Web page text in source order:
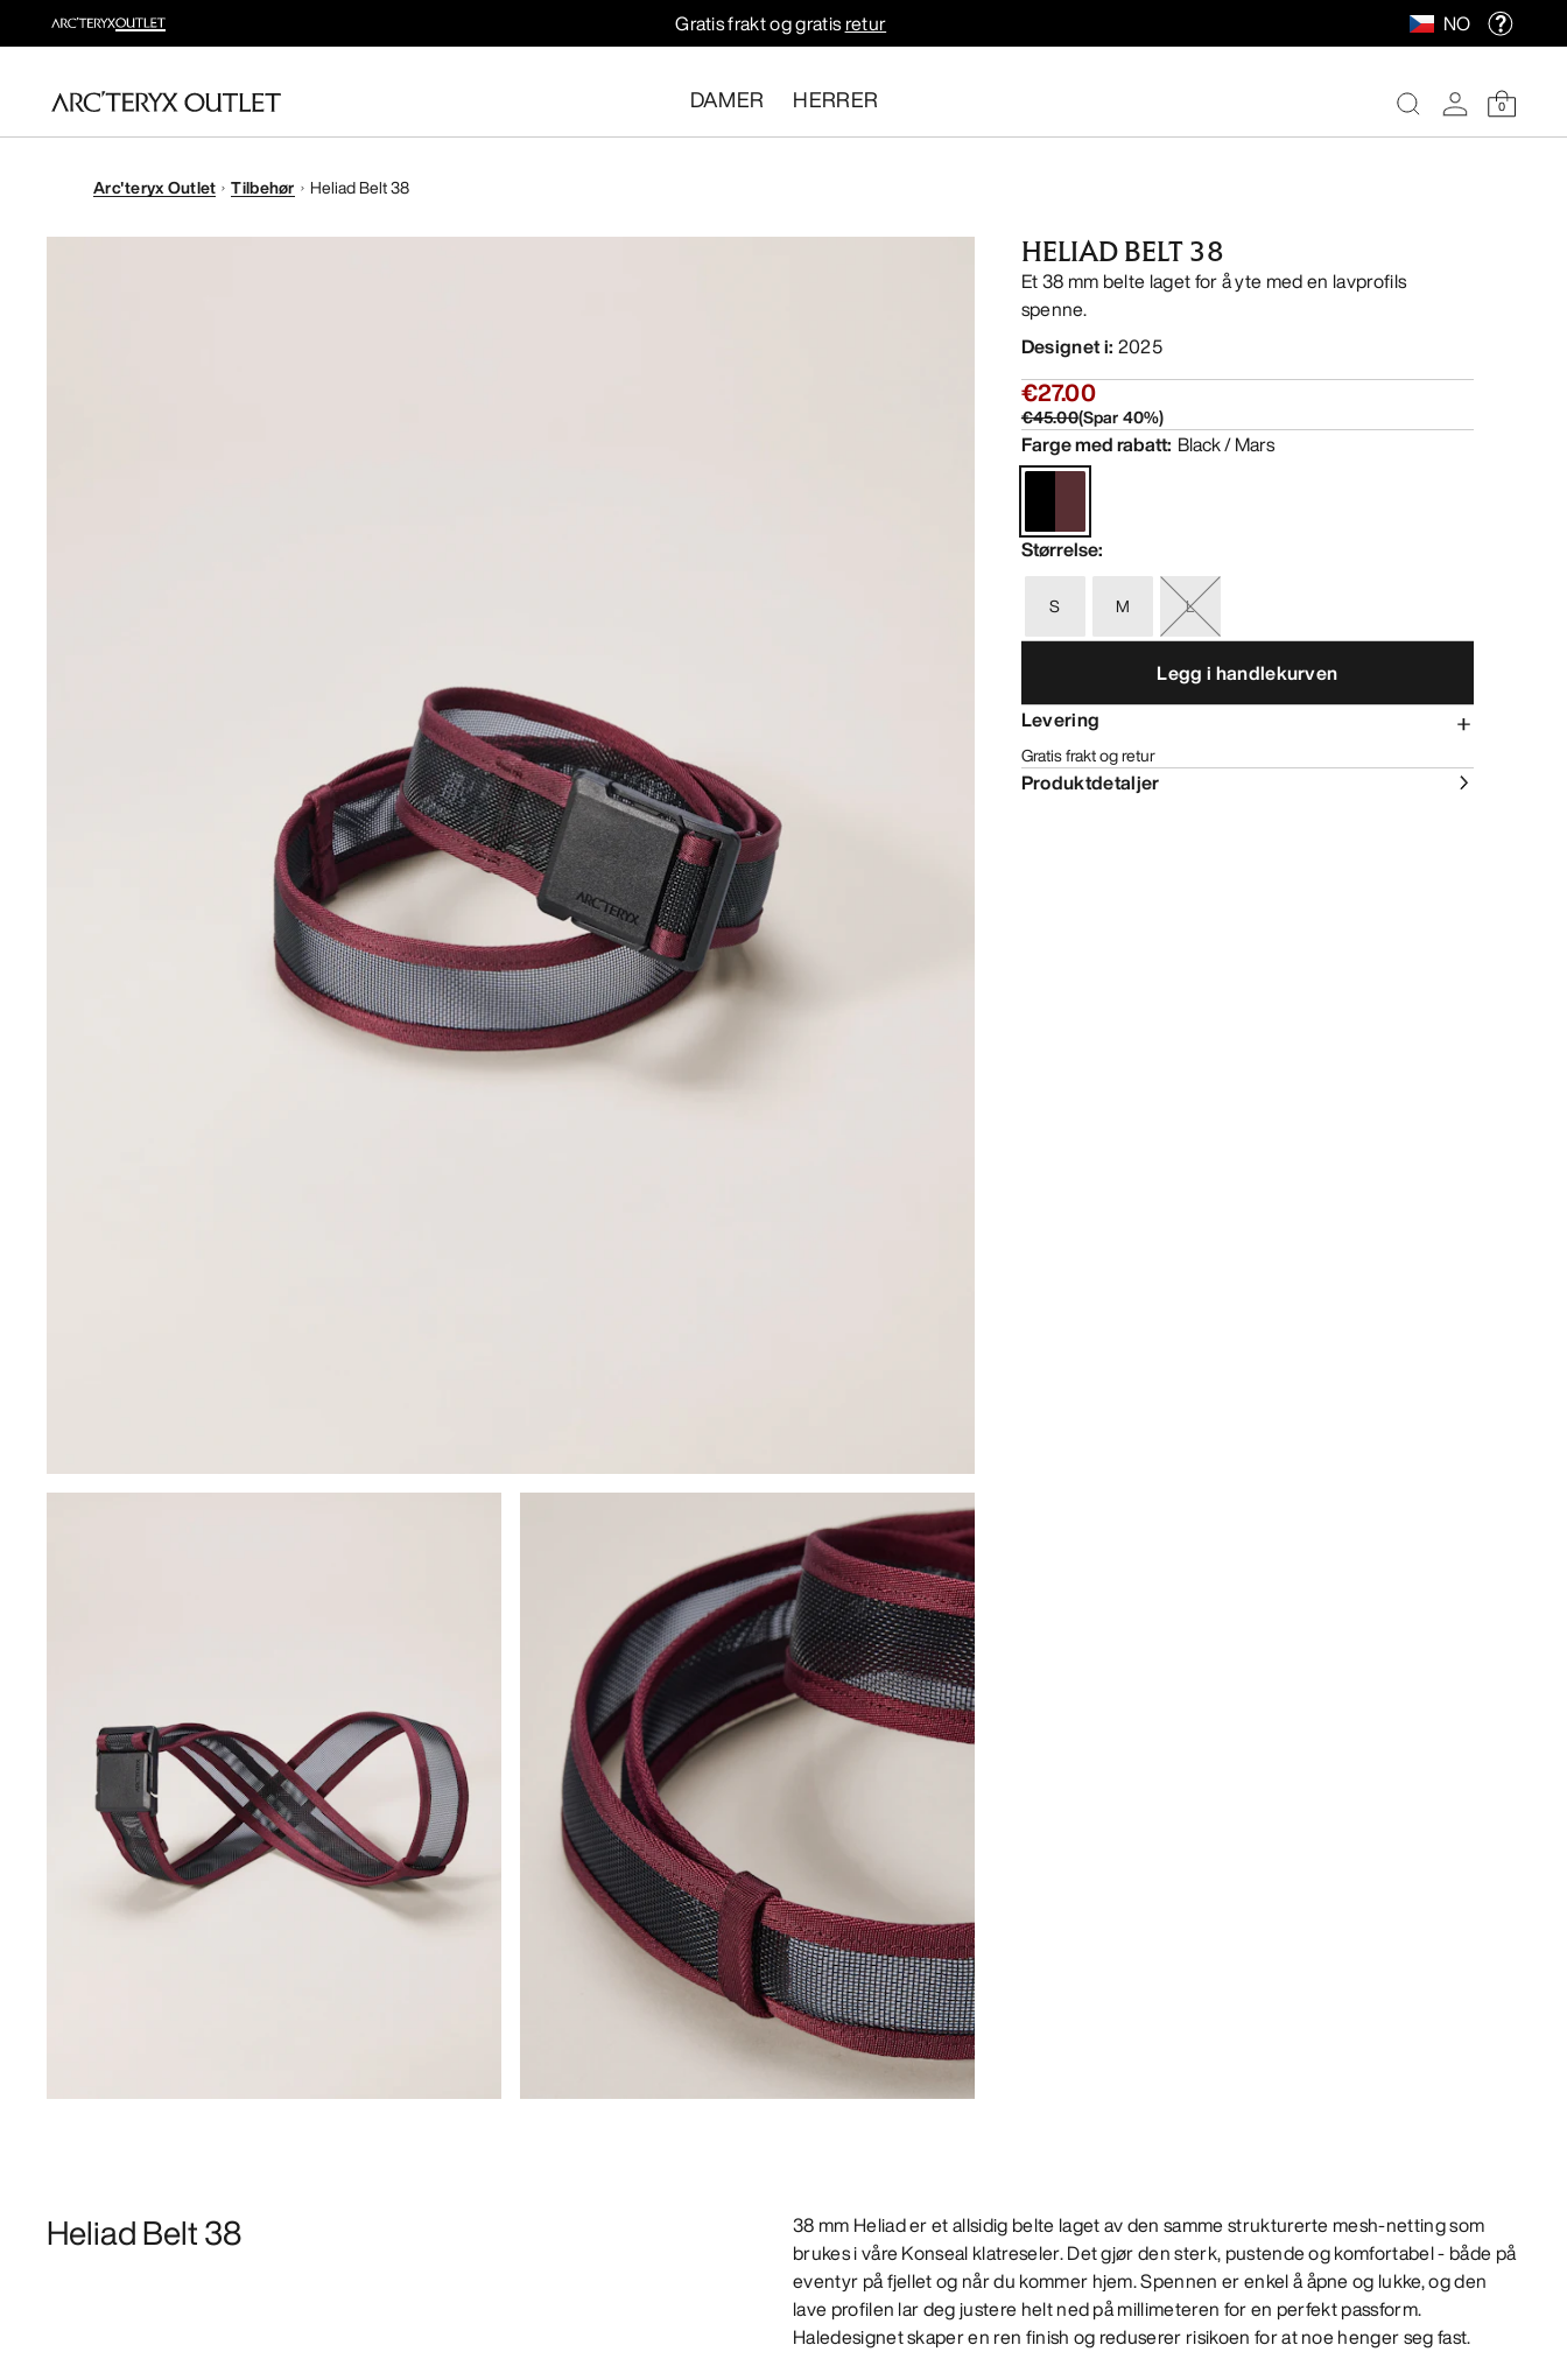
Gratis frakt og gratisretur NO
DAMER HERRER 0
Arc'teryx Outlet Tilbehør Heliad Belt 38
HELIAD BELT 38
Et 38 mm belte laget for å yte med en lavprofils
spenne.
Designet i: 2025
€27.00
€45.00(Spar40%)
Farge med rabatt: Black / Mars
Størrelse:
S M L
Legg i handlekurven
Levering
Gratis frakt og retur
Produktdetaljer
Heliad Belt 38
38 mm Heliad er et allsidig belte laget av den samme strukturerte mesh-netting som
brukes i våre Konseal klatreseler. Det gjør den sterk, pustende og komfortabel - både på
eventyr på fjellet og når du kommer hjem. Spennen er enkel å åpne og lukke, og den
lave profilen lar deg justere helt ned på millimeteren for en perfekt passform.
Haledesignet skaper en ren finish og reduserer risikoen for at noe henger seg fast.